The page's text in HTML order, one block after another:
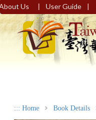
Us | User Guide |
::: Home Book Details